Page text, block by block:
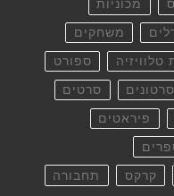
מכוניות
משחקים
טלוויזיה ספורט
סרטונים סרטים
פיראטים
קרקס תחבורה